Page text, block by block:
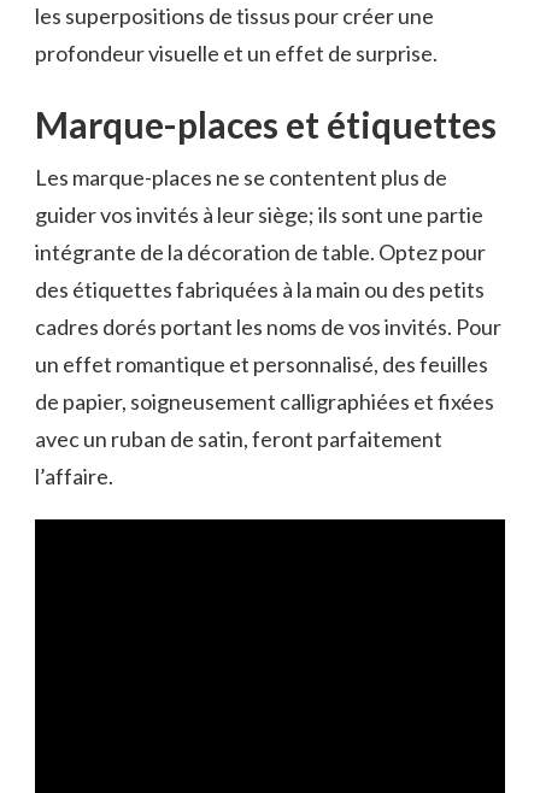
les superpositions de tissus pour créer une
profondeur visuelle et un effet de surprise.
Marque-places et étiquettes
Les marque-places ne se contentent plus de
guider vos invités à leur siège; ils sont une partie
intégrante de la décoration de table. Optez pour
des étiquettes fabriquées à la main ou des petits
cadres dorés portant les noms de vos invités. Pour
un effet romantique et personnalisé, des feuilles
de papier, soigneusement calligraphiées et fixées
avec un ruban de satin, feront parfaitement
l’affaire.